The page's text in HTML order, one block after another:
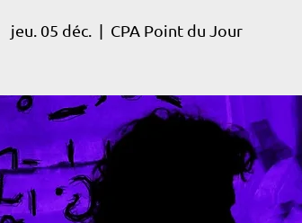
jeu. 05 déc.
  |
CPA Point du Jour